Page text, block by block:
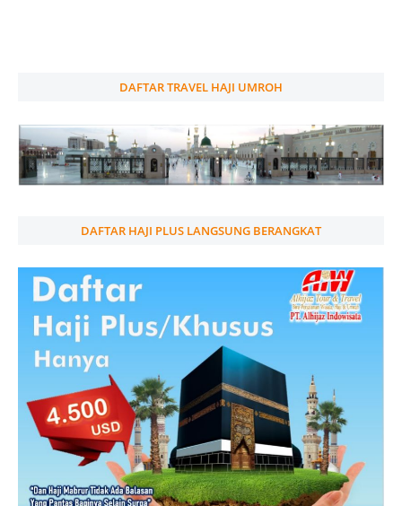
DAFTAR TRAVEL HAJI UMROH
DAFTAR HAJI PLUS LANGSUNG BERANGKAT